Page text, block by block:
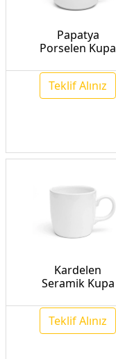
Papatya
Porselen Kupa
Teklif Alınız
Kardelen
Seramik Kupa
Teklif Alınız